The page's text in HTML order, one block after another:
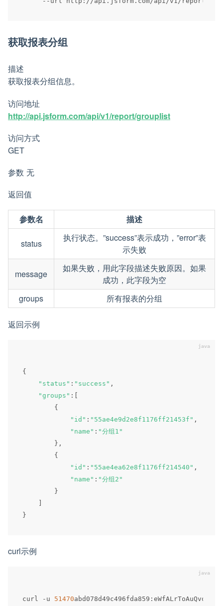
获取报表分组
描述
获取报表分组信息。
访问地址
http://api.jsform.com/api/v1/report/grouplist
访问方式
GET
参数 无
返回值
参数名 描述
status
执行状态。”success”表示成功，”error”表
示失败
message
如果失败，用此字段描述失败原因。如果
成功，此字段为空
groups
所有报表的分组
返回示例
{
"status" : "success" ,
"groups" :
{
"id" : "55ae4e9d2e8f1176ff21453f" ,
"name" : "分组1"
} ,
{
"id" : "55ae4ea62e8f1176ff214540" ,
"name" : "分组2"
}
}
curl示例
curl - u 51470abd078d49c496fda859 :